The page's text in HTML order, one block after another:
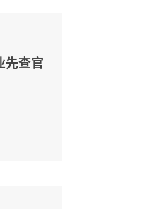
先查官